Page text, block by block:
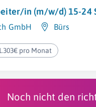
in (m/w/d) 15-24
GmbH Bürs
pro Monat
Noch nicht den